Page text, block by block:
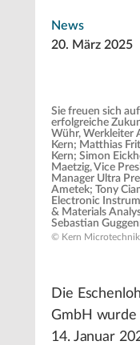
News
20. März 2025
Sie freuen sich
erfolgreiche
Wühr, Werkleiter
Kern; Matthias
Kern; Simon
Maetzig, Vice
Manager Ultra
Ametek; Tony
Electronic
& Materials
Sebastian
© Kern Microtechnik
Die
GmbH
14. Januar